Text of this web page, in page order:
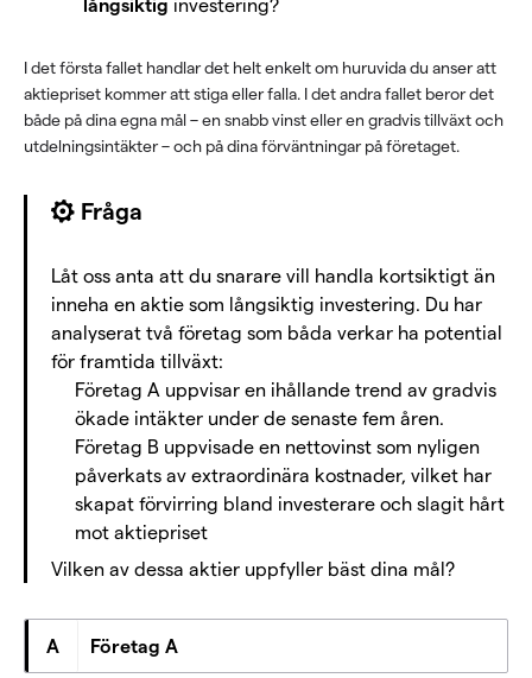
I det första fallet handlar det helt enkelt om huruvida du anser att
aktiepriset kommer att stiga eller falla. I det andra fallet beror det
både på dina egna mål – en snabb vinst eller en gradvis tillväxt och
utdelningsintäkter – och på dina förväntningar på företaget.
Fråga
Låt oss anta att du snarare vill handla kortsiktigt än
inneha en aktie som långsiktig investering. Du har
analyserat två företag som båda verkar ha potential
för framtida tillväxt:
Företag A uppvisar en ihållande trend av gradvis
ökade intäkter under de senaste fem åren.
Företag B uppvisade en nettovinst som nyligen
påverkats av extraordinära kostnader, vilket har
skapat förvirring bland investerare och slagit hårt
mot aktiepriset
Vilken av dessa aktier uppfyller bäst dina mål?
A Företag A